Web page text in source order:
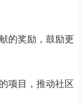
的奖励，鼓励更
项目，推动社区